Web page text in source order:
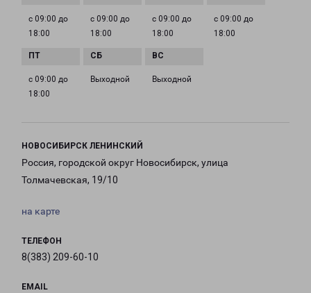
с 09:00 до
18:00
с 09:00 до
18:00
с 09:00 до
18:00
с 09:00 до
18:00
с 09:00 до
18:00
Выходной Выходной
НОВОСИБИРСК ЛЕНИНСКИЙ
Россия, городской округ Новосибирск, улица
Толмачевская, 19/10
на карте
ТЕЛЕФОН
8(383) 209-60-10
EMAIL